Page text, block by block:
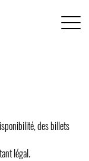
des billets
légal.